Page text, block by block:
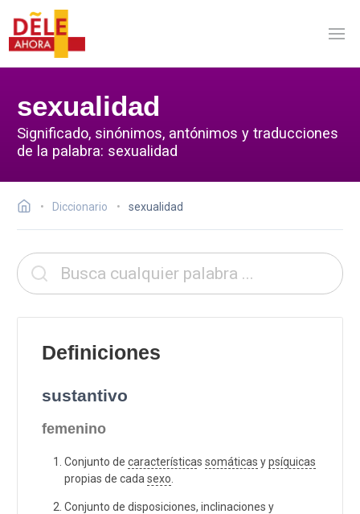
sexualidad
Significado, sinónimos, antónimos y traducciones
de la palabra: sexualidad
Diccionario sexualidad
Definiciones
sustantivo
femenino
Conjunto de características somáticas ypsíquicas
propias de cada sexo
Conjunto de disposiciones, inclinaciones y